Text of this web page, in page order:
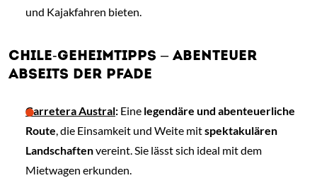
und Kajakfahren bieten.
CHILE-GEHEIMTIPPS – ABENTEUER
ABSEITS DER PFADE
Carretera Austral: Eine legendäre und abenteuerliche
Route, die Einsamkeit und Weite mitspektakulären
Landschaftenvereint. Sie lässt sich ideal mit dem
Mietwagen erkunden.